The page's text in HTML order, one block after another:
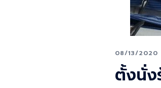
08/13/2020
ตั้งนั่ง